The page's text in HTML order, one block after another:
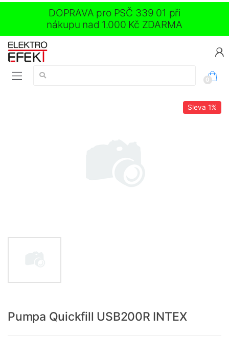
DOPRAVA pro PSČ 339 01 při
nákupu nad 1.000 Kč ZDARMA
Vyhledávání:
0
Sleva 1%
Pumpa Quickfill USB200R INTEX